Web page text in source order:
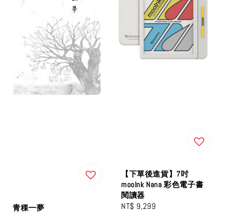
青稞一夢
【下單後進貨】7吋
mooInk Nana 彩色電子書
閱讀器
Regular
NT$ 9,299